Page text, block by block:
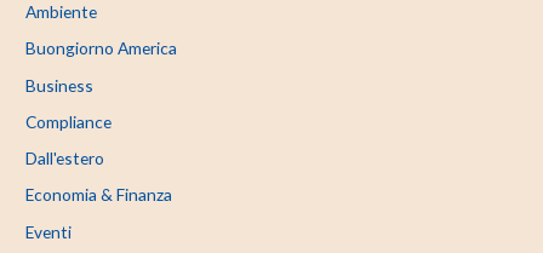
Ambiente
Buongiorno America
Business
Compliance
Dall'estero
Economia & Finanza
Eventi